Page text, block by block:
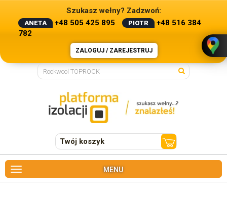
Szukasz wełny? Zadzwoń:
ANETA +48 505 425 895 PIOTR
+48 516 384
782
ZALOGUJ / ZAREJESTRUJ
Twój koszyk
MENU